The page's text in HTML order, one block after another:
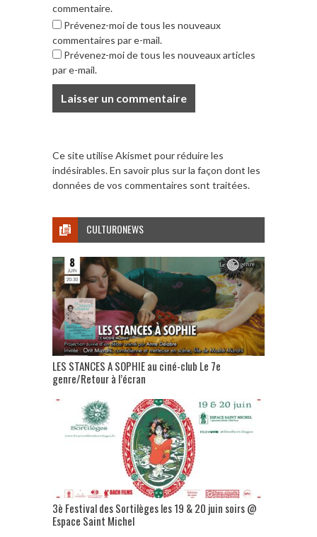
commentaire.
Prévenez-moi de tous les nouveaux
commentaires par e-mail.
Prévenez-moi de tous les nouveaux articles
par e-mail.
Ce site utilise Akismet pour réduire les
indésirables.En savoir plus sur la façon dont les
données de vos commentaires sont traitées.
CULTURONEWS
LES STANCES A SOPHIE au ciné-club Le 7e
genre/Retour à l’écran
3è Festival des Sortilèges les 19 & 20 juin soirs @
Espace Saint Michel